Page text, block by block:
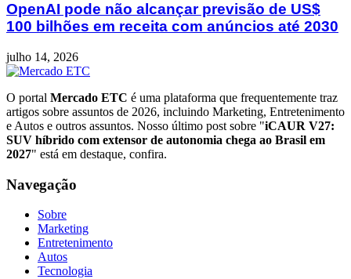
OpenAI pode não alcançar previsão de US$
100 bilhões em receita com anúncios até 2030
julho 14, 2026
O portal Mercado ETC é uma plataforma que frequentemente traz
artigos sobre assuntos de 2026, incluindo Marketing, Entretenimento
e Autos e outros assuntos. Nosso último post sobre "iCAUR V27:
SUV híbrido com extensor de autonomia chega ao Brasil em
2027" está em destaque, confira.
Navegação
Sobre
Marketing
Entretenimento
Autos
Tecnologia